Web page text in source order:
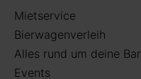
Mietservice
Bierwagenverleih
Alles rund um deine Bar
Events